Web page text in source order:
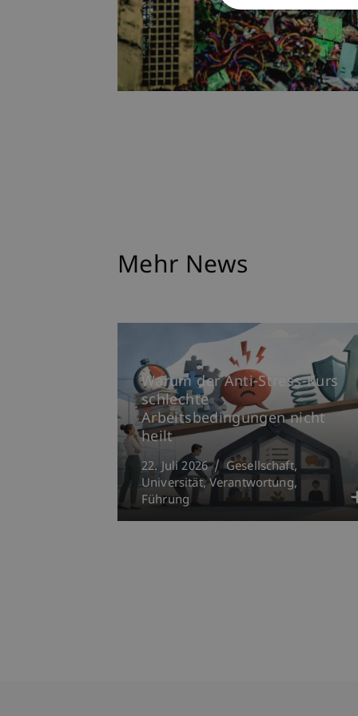
Mehr News
Warum der Anti-Stress-Kurs
schlechte
Arbeitsbedingungen nicht
heilt
22. Juli 2026
Gesellschaft
Universität Verantwortung
Führung